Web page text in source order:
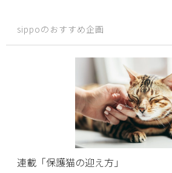
sippoのおすすめ企画
連載「保護猫の迎え方」